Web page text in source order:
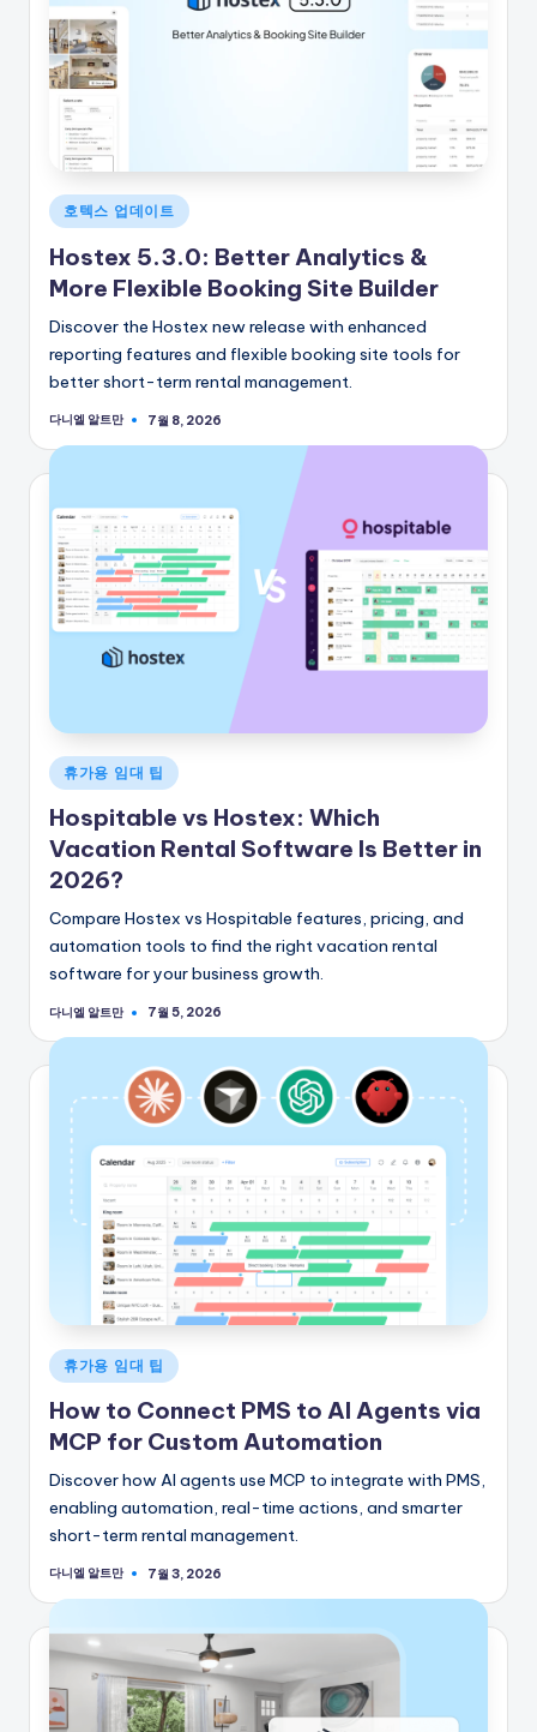
게
시
됨
호텍스 업데이트
Hostex 5.3.0: Better Analytics &
More Flexible Booking Site Builder
Discover the Hostex new release with enhanced
reporting features and flexible booking site tools for
better short-term rental management.
게
자
다니엘 알트만 7월 8, 2026
게
시
됨
휴가용 임대 팁
Hospitable vs Hostex: Which
Vacation Rental Software Is Better in
2026?
Compare Hostex vs Hospitable features, pricing, and
automation tools to find the right vacation rental
software for your business growth.
게
자
다니엘 알트만 7월 5, 2026
게
시
됨
휴가용 임대 팁
How to Connect PMS to AI Agents via
MCP for Custom Automation
Discover how AI agents use MCP to integrate with PMS,
enabling automation, real-time actions, and smarter
short-term rental management.
게
자
다니엘 알트만 7월 3, 2026